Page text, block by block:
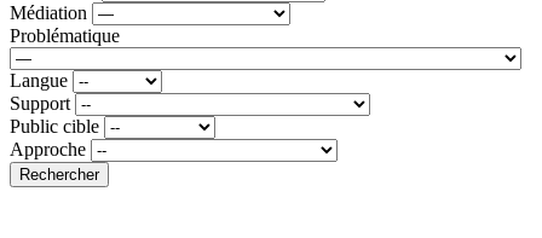
Médiation
Problématique
Langue
Support
Public cible
Approche
Rechercher